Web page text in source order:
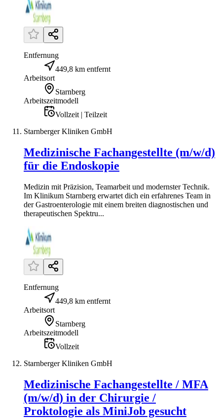
Entfernung
449,8 km entfernt
Arbeitsort
Starnberg
Arbeitszeitmodell
Vollzeit | Teilzeit
Starnberger Kliniken GmbH
Medizinische Fachangestellte (m/w/d)
für die Endoskopie
Medizin mit Präzision, Teamarbeit und modernster Technik.
Im Klinikum Starnberg erwartet dich ein erfahrenes Team in
der Gastroenterologie mit einem breiten diagnostischen und
therapeutischen Spektru...
Entfernung
449,8 km entfernt
Arbeitsort
Starnberg
Arbeitszeitmodell
Vollzeit
Starnberger Kliniken GmbH
Medizinische Fachangestellte / MFA
(m/w/d) in der Chirurgie /
Proktologie als MiniJob gesucht